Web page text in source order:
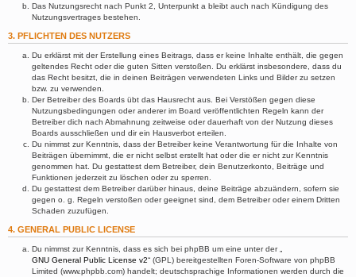
Das Nutzungsrecht nach Punkt 2, Unterpunkt a bleibt auch nach Kündigung des
Nutzungsvertrages bestehen.
3. PFLICHTEN DES NUTZERS
Du erklärst mit der Erstellung eines Beitrags, dass er keine Inhalte enthält, die gegen
geltendes Recht oder die guten Sitten verstoßen. Du erklärst insbesondere, dass du
das Recht besitzt, die in deinen Beiträgen verwendeten Links und Bilder zu setzen
bzw. zu verwenden.
Der Betreiber des Boards übt das Hausrecht aus. Bei Verstößen gegen diese
Nutzungsbedingungen oder anderer im Board veröffentlichten Regeln kann der
Betreiber dich nach Abmahnung zeitweise oder dauerhaft von der Nutzung dieses
Boards ausschließen und dir ein Hausverbot erteilen.
Du nimmst zur Kenntnis, dass der Betreiber keine Verantwortung für die Inhalte von
Beiträgen übernimmt, die er nicht selbst erstellt hat oder die er nicht zur Kenntnis
genommen hat. Du gestattest dem Betreiber, dein Benutzerkonto, Beiträge und
Funktionen jederzeit zu löschen oder zu sperren.
Du gestattest dem Betreiber darüber hinaus, deine Beiträge abzuändern, sofern sie
gegen o. g. Regeln verstoßen oder geeignet sind, dem Betreiber oder einem Dritten
Schaden zuzufügen.
4. GENERAL PUBLIC LICENSE
Du nimmst zur Kenntnis, dass es sich bei phpBB um eine unter der „
GNU General Public License v2“ (GPL) bereitgestellten Foren-Software von phpBB
Limited (www.phpbb.com) handelt; deutschsprachige Informationen werden durch die